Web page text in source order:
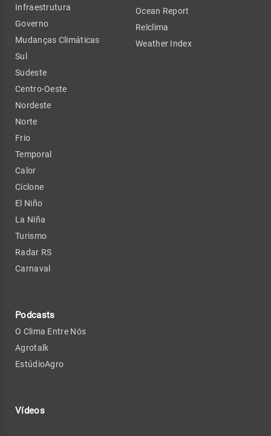
Infraestrutura
Governo
Mudanças Climáticas
Sul
Sudeste
Centro-Oeste
Nordeste
Norte
Frio
Temporal
Calor
Ciclone
El Niño
La Niña
Turismo
Radar RS
Carnaval
Podcasts
O Clima Entre Nós
Agrotalk
EstúdioAgro
Vídeos
Ocean Report
Relclima
Weather Index